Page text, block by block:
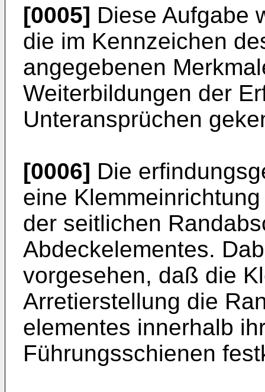
[0005] Diese Aufgabe
die im Kennzeichen
angegebenen
Weiterbildungen der
Unteransprüchen
[0006] Die
eine
der seitlichen
Abdeckelementes.
vorgesehen, daß die
Arretierstellung die
elementes innerhalb
Führungsschienen